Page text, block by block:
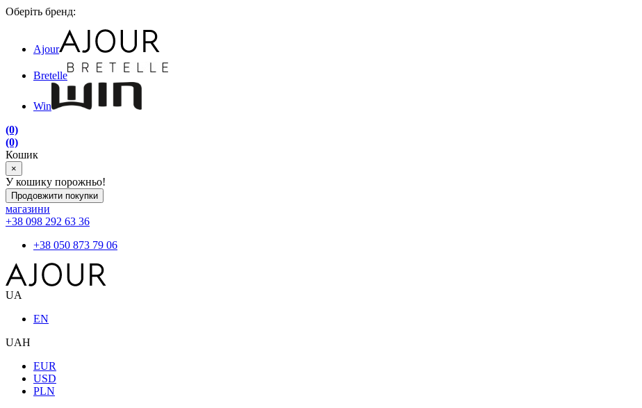
Оберіть бренд:
Ajour
Bretelle
Win
(0)
(0)
Кошик
×
У кошику порожньо!
Продовжити покупки
магазини
+38 098 292 63 36
+38 050 873 79 06
UA
EN
UAH
EUR
USD
PLN